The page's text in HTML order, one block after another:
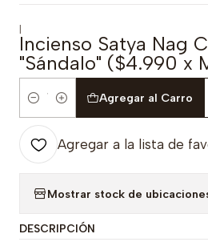
|
Incienso Satya Nag
"Sándalo" ($4.990 x
Cantidad
Agregar al Carro
Agregar a la lista de
Mostrar stock de
DESCRIPCIÓN